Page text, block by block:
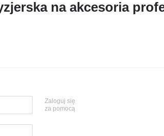
na akcesoria
Zaloguj się
za pomocą